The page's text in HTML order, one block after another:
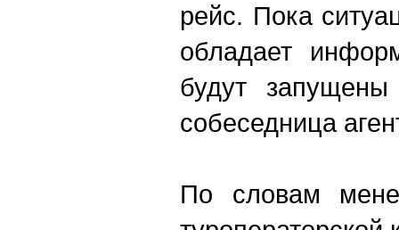
рейс. Пока
обладает
будут
собеседница
По словам